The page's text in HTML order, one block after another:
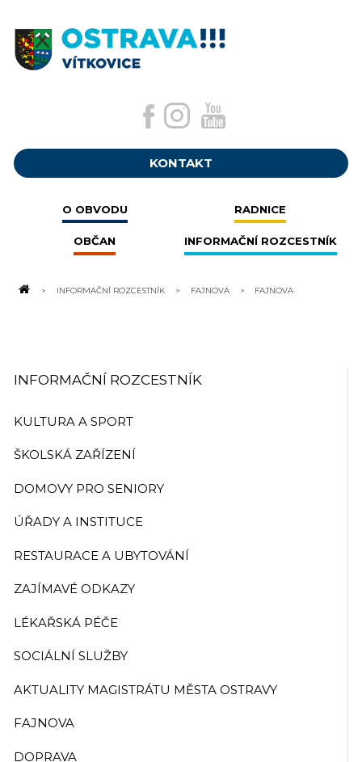
KONTAKT
O OBVODU RADNICE
OBČAN INFORMAČNÍ ROZCESTNÍK
INFORMAČNÍ ROZCESTNÍK FAJNOVA FAJNOVA
INFORMAČNÍ ROZCESTNÍK
KULTURA A SPORT
ŠKOLSKÁ ZAŘÍZENÍ
DOMOVY PRO SENIORY
ÚŘADY A INSTITUCE
RESTAURACE A UBYTOVÁNÍ
ZAJÍMAVÉ ODKAZY
LÉKAŘSKÁ PÉČE
SOCIÁLNÍ SLUŽBY
AKTUALITY MAGISTRÁTU MĚSTA OSTRAVY
FAJNOVA
DOPRAVA